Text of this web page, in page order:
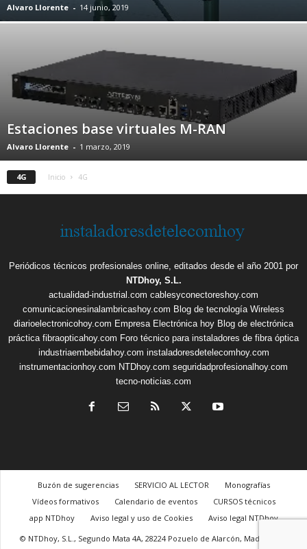
Alvaro Llorente - 14 junio, 2019
Estaciones base virtuales M-RAN
Alvaro Llorente - 1 marzo, 2019
4G Inicio 4G
Periódicos técnicos profesionales online, editados desde el año 2001 por
NTDhoy, S.L.
actualidad-industrial.com cablesyconectoreshoy.com
comunicacionesinalambricashoy.com Blog de tecnología Wireless
diarioelectronicohoy.com Empresa Electrónica hoy Blog de electrónica
práctica fibraopticahoy.com Foro técnico para instaladores de fibra óptica
industriaembebidahoy.com instaladoresdetelecomhoy.com
instrumentacionhoy.com NTDhoy.com seguridadprofesionalhoy.com
tecno-noticias.com
Buzón de sugerencias SERVICIO AL LECTOR
Monografías
Vídeos formativos
Calendario de eventos
CURSOS técnicos
app NTDhoy
Aviso legal y uso de Cookies
Aviso legal NTDhoy
© NTDhoy, S.L., Segundo Mata 4A, 28224 Pozuelo de Alarcón, Madrid, +34